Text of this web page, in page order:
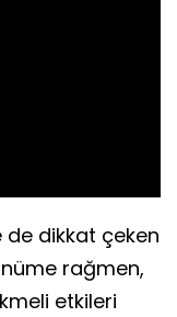
de dikkat çeken
rağmen,
etkileri